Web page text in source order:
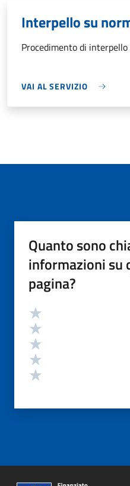
Interpello su
Procedimento di
VAI AL SERVIZIO
Quanto sono
informazioni su
pagina?
Valutazione